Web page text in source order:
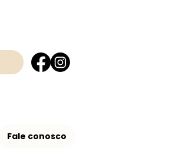
Fale conosco